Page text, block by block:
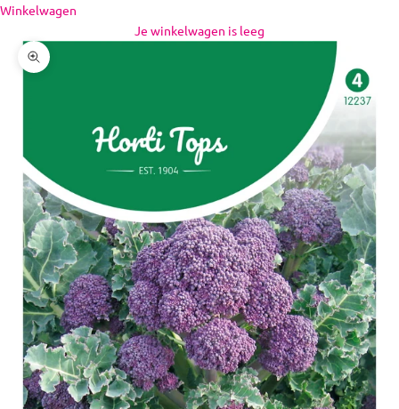
Naar inhoud
Winkelwagen
Je winkelwagen is leeg
In-/uitzoomen